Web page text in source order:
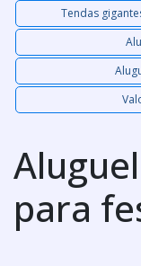
Tendas
para